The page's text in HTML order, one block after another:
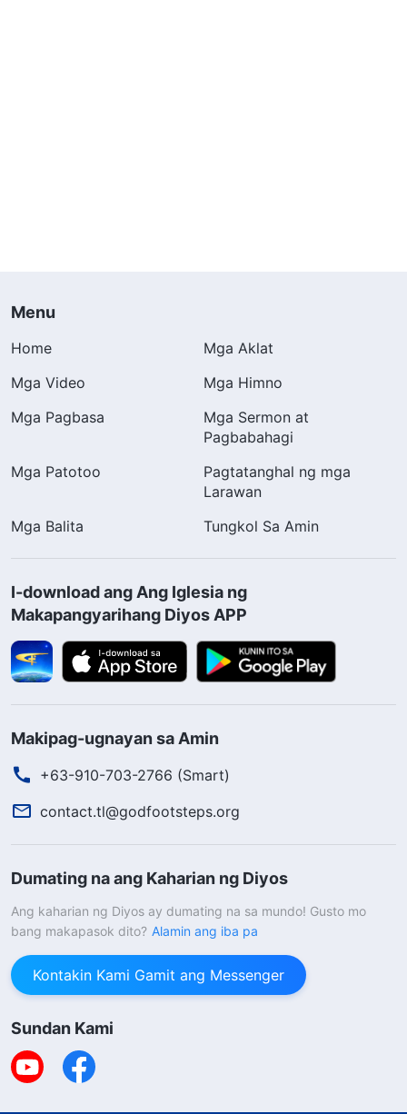
Menu
Home
Mga Aklat
Mga Video
Mga Himno
Mga Pagbasa
Mga Sermon at
Pagbabahagi
Mga Patotoo
Pagtatanghal ng mga
Larawan
Mga Balita
Tungkol Sa Amin
I-download ang Ang Iglesia ng
Makapangyarihang Diyos APP
Makipag-ugnayan sa Amin
+63-910-703-2766 (Smart)
contact.tl@godfootsteps.org
Dumating na ang Kaharian ng Diyos
Ang kaharian ng Diyos ay dumating na sa mundo! Gusto mo
bang makapasok dito? Alamin ang iba pa
Kontakin Kami Gamit ang Messenger
Sundan Kami